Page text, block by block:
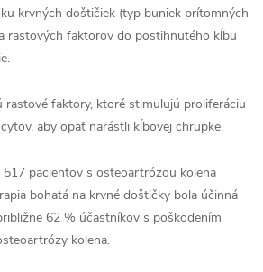
krvných doštičiek (typ buniek prítomných
rastových faktorov do postihnutého kĺbu
rastové faktory, ktoré stimulujú proliferáciu
aby opäť narástli kĺbovej chrupke.
pacientov s osteoartrózou kolena
bohatá na krvné doštičky bola účinná
62 % účastníkov s poškodením
kolena.